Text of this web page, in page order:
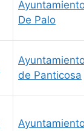
De Palo
de Panticosa